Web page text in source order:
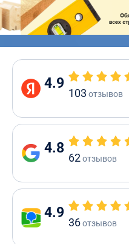
4.9
103 отзывов
4.8
62отзывов
4.9
36отзывов